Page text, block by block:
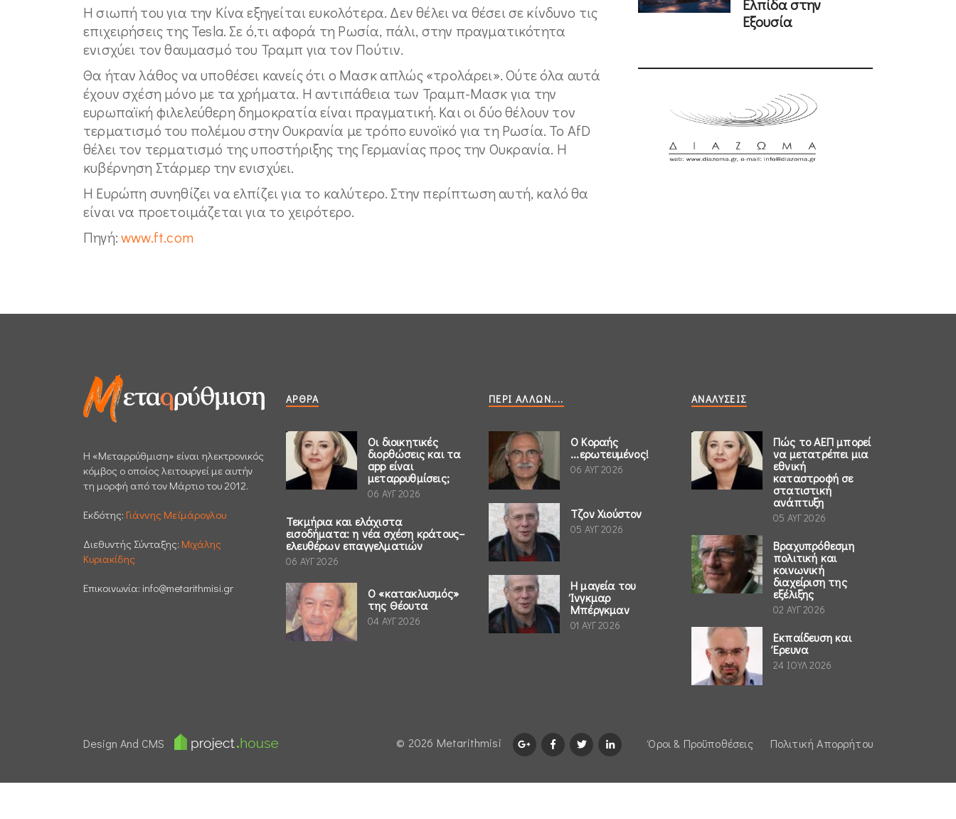
Η σιωπή του για την Κίνα εξηγείται ευκολότερα. Δεν θέλει να θέσει σε κίνδυνο τις
επιχειρήσεις της Tesla. Σε ό,τι αφορά τη Ρωσία, πάλι, στην πραγματικότητα
ενισχύει τον θαυμασμό του Τραμπ για τον Πούτιν.
Θα ήταν λάθος να υποθέσει κανείς ότι ο Μασκ απλώς «τρολάρει». Ούτε όλα αυτά
έχουν σχέση μόνο με τα χρήματα. Η αντιπάθεια των Τραμπ-Μασκ για την
ευρωπαϊκή φιλελεύθερη δημοκρατία είναι πραγματική. Και οι δύο θέλουν τον
τερματισμό του πολέμου στην Ουκρανία με τρόπο ευνοϊκό για τη Ρωσία. Το ΑfD
θέλει τον τερματισμό της υποστήριξης της Γερμανίας προς την Ουκρανία. Η
κυβέρνηση Στάρμερ την ενισχύει.
Η Ευρώπη συνηθίζει να ελπίζει για το καλύτερο. Στην περίπτωση αυτή, καλό θα
είναι να προετοιμάζεται για το χειρότερο.
Πηγή:www.ft.com
Ελπίδα στην
Εξουσία
H «Μεταρρύθμιση» είναι ηλεκτρονικός
κόμβος ο οποίος λειτουργεί με αυτήν
τη μορφή από τον Μάρτιο του 2012.
Εκδότης: Γιάννης Μεϊμάρογλου
Διεθυντής Σύνταξης: Μιχάλης
Κυριακίδης
Επικοινωνία: info@metarithmisi.gr
ΆΡΘΡΑ
Οι διοικητικές
διορθώσεις και τα
app είναι
μεταρρυθμίσεις;
06 ΑΥΓ 2026
Τεκμήρια και ελάχιστα
εισοδήματα: η νέα σχέση κράτους–
ελευθέρων επαγγελματιών
06 ΑΥΓ 2026
Ο «κατακλυσμός»
της Θέουτα
04 ΑΥΓ 2026
ΠΕΡΊ ΆΛΛΩΝ....
Ο Κοραής
...ερωτευμένος!
06 ΑΥΓ 2026
Τζον Χιούστον
05 ΑΥΓ 2026
Η μαγεία του
Ίνγκμαρ
Μπέργκμαν
01 ΑΥΓ 2026
ΑΝΑΛΎΣΕΙΣ
Πώς το ΑΕΠ μπορεί
να μετατρέπει μια
εθνική
καταστροφή σε
στατιστική
ανάπτυξη
05 ΑΥΓ 2026
Βραχυπρόθεσμη
πολιτική και
κοινωνική
διαχείριση της
εξέλιξης
02 ΑΥΓ 2026
Εκπαίδευση και
Έρευνα
24 ΙΟΥΛ 2026
Design And CMS Όροι & Προϋποθέσεις Πολιτική Απορρήτου
© 2026 Μetarithmisi